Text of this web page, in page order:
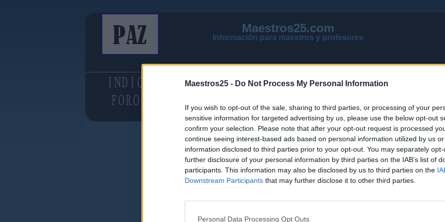
Maestros25 - Do Not Process My Personal Information
If you wish to opt-out of the sale, sharing to third parties, or processing of your
sensitive information for targeted advertising by us, please use the below opt-out
confirm your selection. Please note that after your opt-out request is processed
continue seeing interest-based ads based on personal information utilized by us
information disclosed to third parties prior to your opt-out. You may separately
further disclosure of your personal information by third parties on the IAB’s list of
participants. This information may also be disclosed by us to third parties on the
Downstream Participants that may further disclose it to other third parties.
Personal Data Processing Opt Outs
Maestros25.com
Información para maestros y profesores
VER MENSAJES NUEVOS DE TODOS LOS FOROS
NOTICIAS ACTUALIZADAS OPOSICIONES 2026
NOTICIAS